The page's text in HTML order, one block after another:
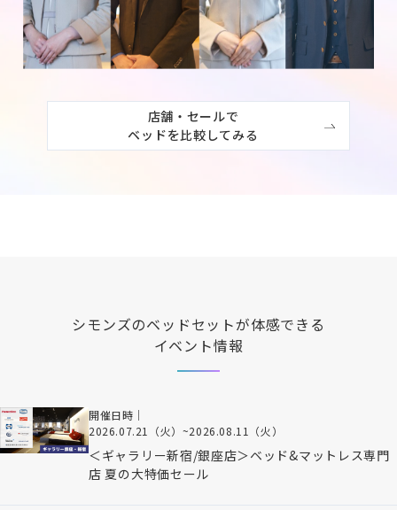
店舗・セールで
ベッドを比較してみる
シモンズのベッドセットが体感できる
イベント情報
開催日時｜
2026.07.21（火） ~2026.08.11（火）
＜ギャラリー新宿/銀座店＞ベッド&マットレス専門
店 夏の大特価セール